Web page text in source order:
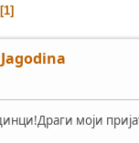
1
моји